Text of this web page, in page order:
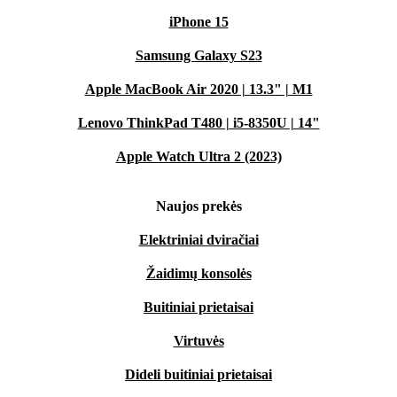
iPhone 15
Samsung Galaxy S23
Apple MacBook Air 2020 | 13.3" | M1
Lenovo ThinkPad T480 | i5-8350U | 14"
Apple Watch Ultra 2 (2023)
Naujos prekės
Elektriniai dviračiai
Žaidimų konsolės
Buitiniai prietaisai
Virtuvės
Dideli buitiniai prietaisai